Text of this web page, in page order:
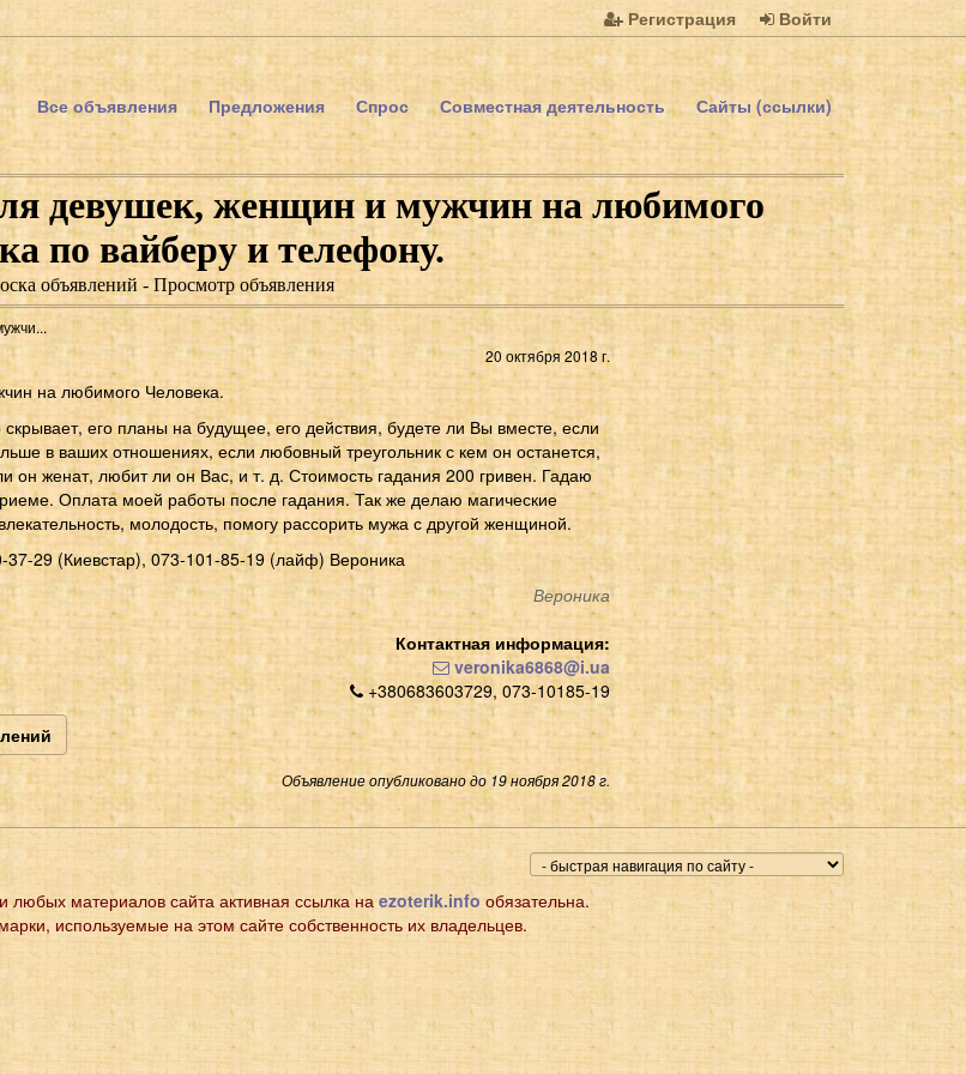
Регистрация Войти
Все объявления Предложения Спрос Совместная деятельность Сайты (ссылки)
девушек, женщин и мужчин на любимого
по вайберу и телефону.
объявлений - Просмотр объявления
20 октября 2018 г.
на любимого Человека.
его планы на будущее, его действия, будете ли Вы вместе, если
в ваших отношениях, если любовный треугольник с кем он останется,
он женат, любит ли он Вас, и т. д. Стоимость гадания 200 гривен. Гадаю
Оплата моей работы после гадания. Так же делаю магические
молодость, помогу рассорить мужа с другой женщиной.
29 (Киевстар), 073-101-85-19 (лайф) Вероника
Вероника
Контактная информация:
veronika6868@i.ua
+380683603729, 073-10185-19
Объявление опубликовано до 19 ноября 2018 г.
любых материалов сайта активная ссылка на ezoterik.info обязательна.
используемые на этом сайте собственность их владельцев.